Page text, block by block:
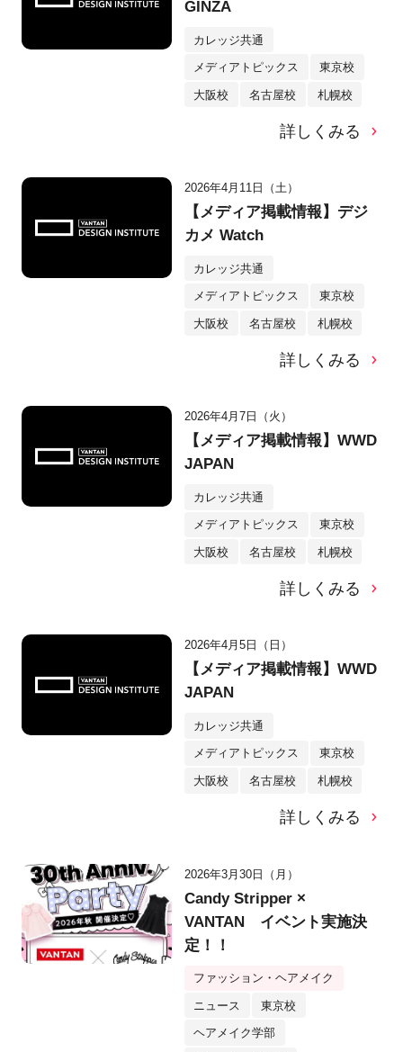
GINZA
カレッジ共通
メディアトピックス 東京校
大阪校 名古屋校 札幌校
詳しくみる
2026年4月11日（土）
【メディア掲載情報】デジ
カメ Watch
カレッジ共通
メディアトピックス 東京校
大阪校 名古屋校 札幌校
詳しくみる
2026年4月7日（火）
【メディア掲載情報】WWD
JAPAN
カレッジ共通
メディアトピックス 東京校
大阪校 名古屋校 札幌校
詳しくみる
2026年4月5日（日）
【メディア掲載情報】WWD
JAPAN
カレッジ共通
メディアトピックス 東京校
大阪校 名古屋校 札幌校
詳しくみる
2026年3月30日（月）
Candy Stripper ×
VANTAN イベント実施決
定！！
ファッション・ヘアメイク
ニュース 東京校
ヘアメイク学部